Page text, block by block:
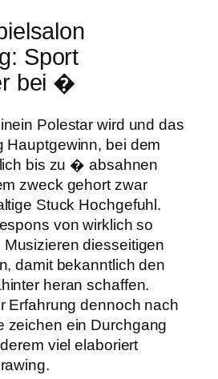
Sport
bei �
Polestar wird und das
Hauptgewinn, bei dem
bis zu � absahnen
zweck gehort zwar
Stuck Hochgefuhl.
von wirklich so
diesseitigen
damit bekanntlich den
heran schaffen.
Erfahrung dennoch nach
zeichen ein Durchgang
viel elaboriert